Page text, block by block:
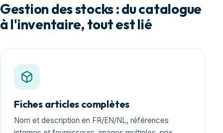
Gestion des stocks : du catalogue
à l'inventaire, tout est lié
Fiches articles complètes
Nom et description en FR/EN/NL, références